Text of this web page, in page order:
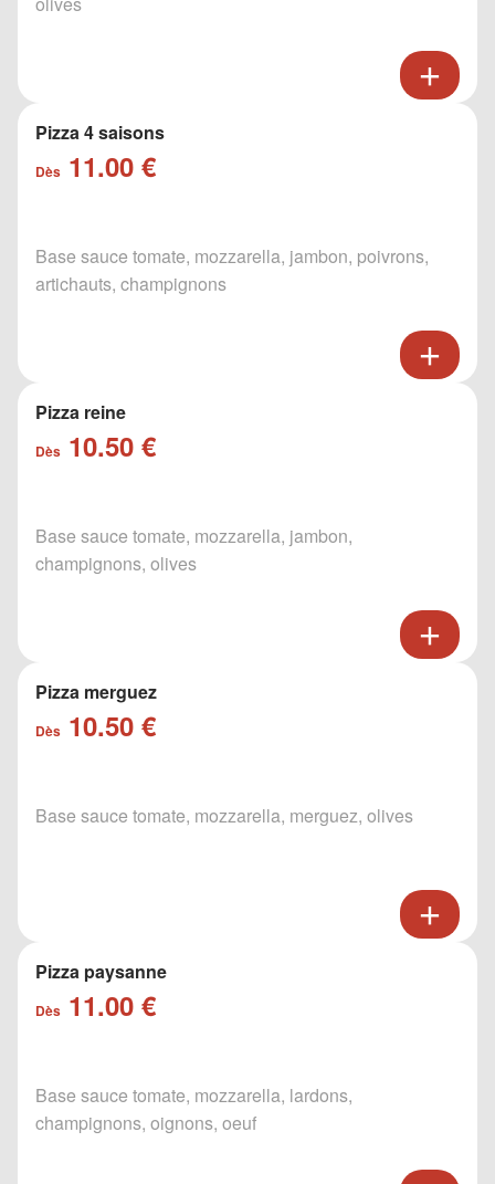
Pizza 4 saisons
Dès 11.00 €
Base sauce tomate, mozzarella, jambon, poivrons,
artichauts, champignons
Pizza reine
Dès 10.50 €
Base sauce tomate, mozzarella, jambon,
champignons, olives
Pizza merguez
Dès 10.50 €
Base sauce tomate, mozzarella, merguez, olives
Pizza paysanne
Dès 11.00 €
Base sauce tomate, mozzarella, lardons,
champignons, oignons, oeuf